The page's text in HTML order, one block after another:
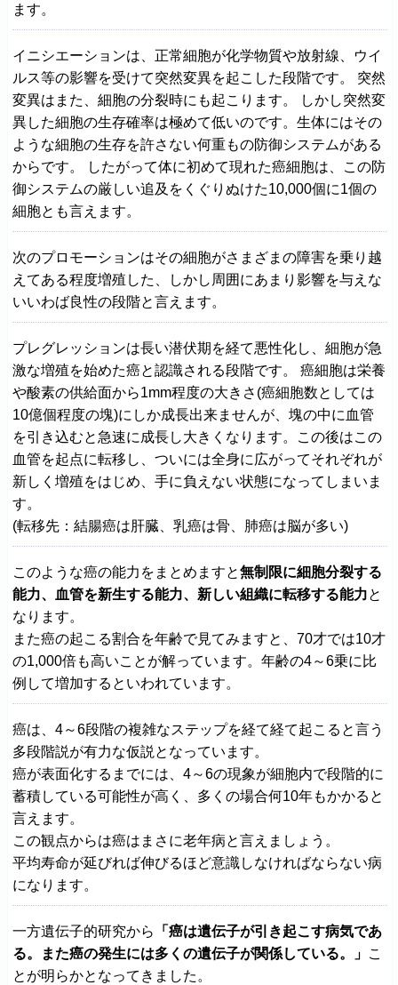
ます。
イニシエーションは、正常細胞が化学物質や放射線、ウイ
ルス等の影響を受けて突然変異を起こした段階です。 突然
変異はまた、細胞の分裂時にも起こります。 しかし突然変
異した細胞の生存確率は極めて低いのです。生体にはその
ような細胞の生存を許さない何重もの防御システムがある
からです。 したがって体に初めて現れた癌細胞は、この防
御システムの厳しい追及をくぐりぬけた10,000個に1個の
細胞とも言えます。
次のプロモーションはその細胞がさまざまの障害を乗り越
えてある程度増殖した、しかし周囲にあまり影響を与えな
いいわば良性の段階と言えます。
プレグレッションは長い潜伏期を経て悪性化し、細胞が急
激な増殖を始めた癌と認識される段階です。 癌細胞は栄養
や酸素の供給面から1mm程度の大きさ(癌細胞数としては
10億個程度の塊)にしか成長出来ませんが、塊の中に血管
を引き込むと急速に成長し大きくなります。この後はこの
血管を起点に転移し、ついには全身に広がってそれぞれが
新しく増殖をはじめ、手に負えない状態になってしまいま
す。
(転移先：結腸癌は肝臓、乳癌は骨、肺癌は脳が多い)
このような癌の能力をまとめますと無制限に細胞分裂する
能力、血管を新生する能力、新しい組織に転移する能力と
なります。
また癌の起こる割合を年齢で見てみますと、70才では10才
の1,000倍も高いことが解っています。年齢の4～6乗に比
例して増加するといわれています。
癌は、4～6段階の複雑なステップを経て経て起こると言う
多段階説が有力な仮説となっています。
癌が表面化するまでには、4～6の現象が細胞内で段階的に
蓄積している可能性が高く、多くの場合何10年もかかると
言えます。
この観点からは癌はまさに老年病と言えましょう。
平均寿命が延びれば伸びるほど意識しなければならない病
になります。
一方遺伝子的研究から
「癌は遺伝子が引き起こす病気であ
る。また癌の発生には多くの遺伝子が関係している。」 こ
とが明らかとなってきました。